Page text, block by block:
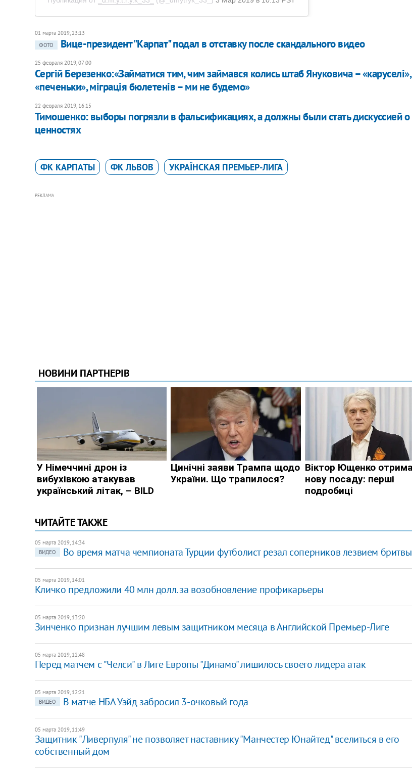
01 марта 2019, 23:13
ФОТО
Вице-президент "Карпат" подал в отставку после скандального видео
25 февраля 2019, 07:00
Сергій Березенко:«Займатися тим, чим займався колись штаб Януковича – «каруселі»,
«печеньки», міграція бюлетенів – ми не будемо»
22 февраля 2019, 16:15
Тимошенко: выборы погрязли в фальсификациях, а должны были стать дискуссией о
ценностях
ФК КАРПАТЫ ФК ЛЬВОВ УКРАЇНСКАЯ ПРЕМЬЕР-ЛИГА
РЕКЛАМА
ЧИТАЙТЕ ТАКЖЕ
05 марта 2019, 14:34
ВИДЕО
Во время матча чемпионата Турции футболист резал соперников лезвием бритвы
05 марта 2019, 14:01
Кличко предложили 40 млн долл. за возобновление профикарьеры
05 марта 2019, 13:20
Зинченко признан лучшим левым защитником месяца в Английской Премьер-Лиге
05 марта 2019, 12:48
Перед матчем с "Челси" в Лиге Европы "Динамо" лишилось своего лидера атак
05 марта 2019, 12:21
ВИДЕО
В матче НБА Уэйд забросил 3-очковый года
05 марта 2019, 11:49
Защитник "Ливерпуля" не позволяет наставнику "Манчестер Юнайтед" вселиться в его
собственный дом